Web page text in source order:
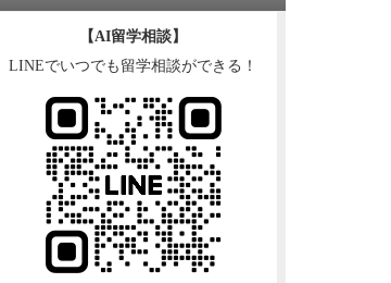
【AI留学相談】
LINEでいつでも留学相談ができる！